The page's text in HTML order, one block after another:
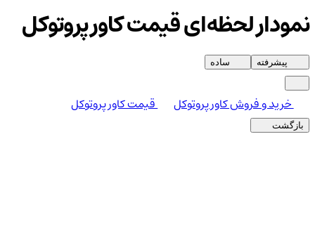
نمودار لحظه‌ای قیمت کاور پروتوکل
پیشرفته ساده
خرید و فروش کاور پروتوکل قیمت کاور پروتوکل
بازگشت